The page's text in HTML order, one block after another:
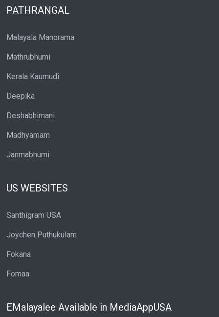
PATHRANGAL
Malayala Manorama
Mathrubhumi
Kerala Kaumudi
Deepika
Deshabhimani
Madhyamam
Janmabhumi
US WEBSITES
Santhigram USA
Joychen Puthukulam
Fokana
Fomaa
EMalayalee Available in MediaAppUSA